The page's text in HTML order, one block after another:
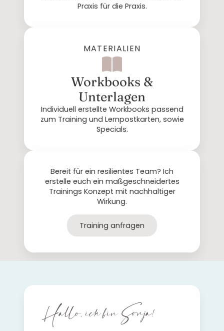
Praxis für die Praxis.
MATERIALIEN
Workbooks &
Unterlagen
Individuell erstellte Workbooks passend
zum Training und Lernpostkarten, sowie
Specials.
Bereit für ein resilientes Team? Ich
erstelle euch ein maßgeschneidertes
Trainings Konzept mit nachhaltiger
Wirkung.
Training anfragen
Hallo, ich bin Sonja!